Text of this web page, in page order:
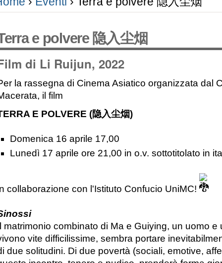
e polvere 隐入尘烟
di Li Ruijun, 2022
la rassegna di Cinema Asiatico organizzata dal
il film
E POLVERE (隐入尘烟)
Domenica 16 aprile 17,00
Lunedì 17 aprile ore 21,00 in o.v. sottotitolato in
collaborazione con l'Istituto Confucio UniMC!
matrimonio combinato di Ma e Guiying, un uomo e
vite difficilissime, sembra portare
due solitudini. Di due povertà (sociali, emotive,